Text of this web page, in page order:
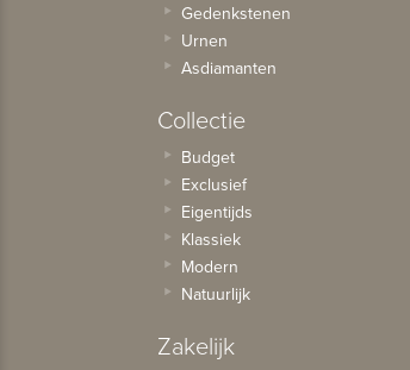
Gedenkstenen
Urnen
Asdiamanten
Collectie
Budget
Exclusief
Eigentijds
Klassiek
Modern
Natuurlijk
Zakelijk